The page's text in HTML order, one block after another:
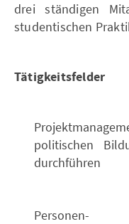
drei ständigen
studentischen
Tätigkeitsfelder
politischen
durchführen
Personen-